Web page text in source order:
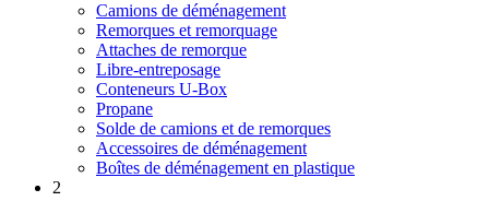
Camions de déménagement
Remorques et remorquage
Attaches de remorque
Libre-entreposage
Conteneurs U-Box
Propane
Solde de camions et de remorques
Accessoires de déménagement
Boîtes de déménagement en plastique
2